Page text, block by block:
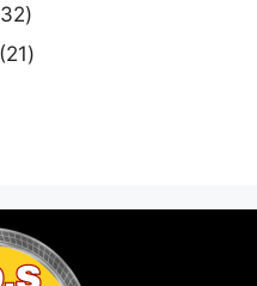
32
21